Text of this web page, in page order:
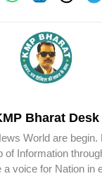
Bharat Desk
World are begin.
of Information
a voice for Nation in